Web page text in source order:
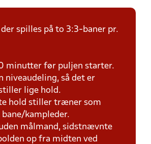
spilles på to 3:3-baner pr.
minutter før puljen starter.
niveaudeling, så det er
lige hold.
hold stiller træner som
kampleder.
målmand, sidstnævnte
op fra midten ved